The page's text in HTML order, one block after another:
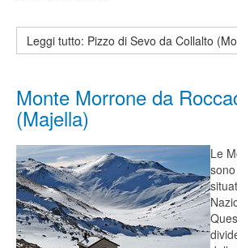
Leggi tutto: Pizzo di Sevo da Collalto
Monte Morrone da
(Majella)
Le